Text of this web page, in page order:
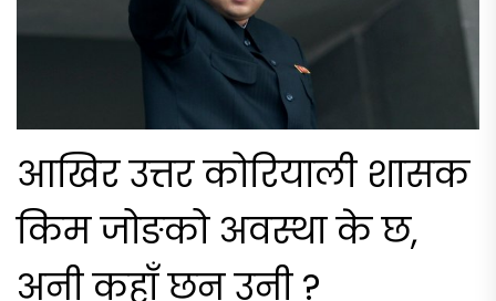
आखिर उत्तर कोरियाली शासक
किम जोङको अवस्था के छ,
अनी कहाँ छन् उनी ?